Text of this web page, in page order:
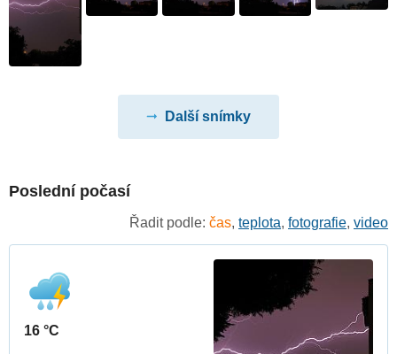
Další snímky
Poslední počasí
Řadit podle: čas, teplota, fotografie, video
16 °C